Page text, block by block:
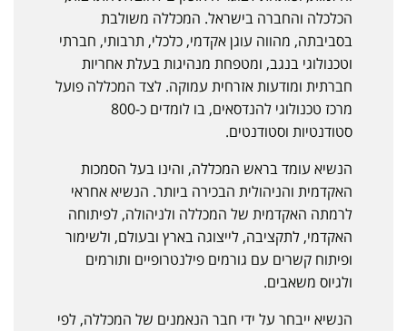
הכלכלה והחברה בישראל. המכללה משולבת
בסביבתה, מהווה עוגן אקדמי, כלכלי, תרבותי, חברתי
וטכנולוגי בנגב, ומטפחת מנהיגות בעלת אחריות
חברתית ומודעות אזרחית עמוקה. לצד המכללה פועל
מרכז טכנולוגי להנדסאים, בו לומדים כ-800
סטודנטיות וסטודנטים.
הנשיא עומד בראש המכללה, והינו בעל הסמכות
האקדמית והניהולית הבכירה ביותר. הנשיא אחראי
לרמתה האקדמית של המכללה ולניהולה, לפיתוחה
האקדמי, לתקציבה, לייצוגה בארץ ובעולם, ולשימור
ופיתוח קשרים עם גורמים פילנטרופיים ותורמים
ולגיוס משאבים.
הנשיא ייבחר על ידי חבר הנאמנים של המכללה, לפי